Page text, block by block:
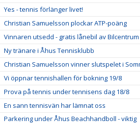
Yes - tennis förlänger livet!
Christian Samuelsson plockar ATP-poäng
Vinnaren utsedd - gratis lånebil av Bilcentrum
Ny tränare i Åhus Tennisklubb
Christian Samuelsson vinner slutspelet i
Vi öppnar tennishallen för bokning 19/8
Prova på tennis under tennisens dag 18/8
En sann tennisvän har lämnat oss
Parkering under Åhus Beachhandboll - viktig